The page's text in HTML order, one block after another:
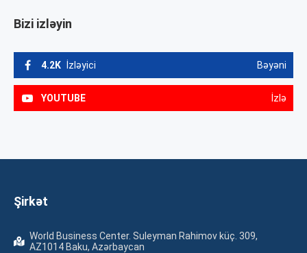
Bizi izləyin
4.2K İzləyici Bəyəni
YOUTUBE İzlə
Şirkət
World Business Center. Suleyman Rahimov küç. 309,
AZ1014 Baku, Azərbaycan